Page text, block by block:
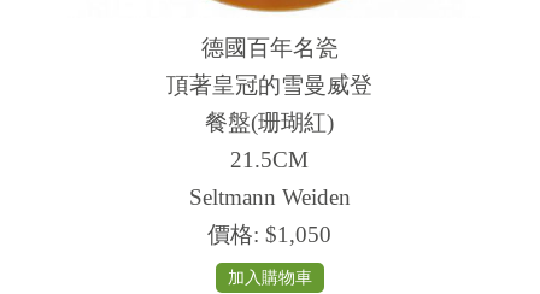
德國百年名瓷
頂著皇冠的雪曼威登
餐盤(珊瑚紅)
21.5CM
Seltmann Weiden
價格: $1,050
加入購物車